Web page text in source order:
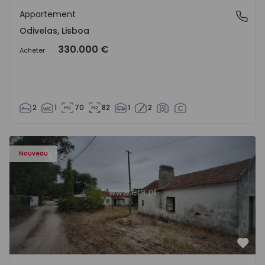
Odivelas, Lisboa
Appartement
Odivelas, Lisboa
Acheter 330.000 €
2 1 70 82 1 2
Nouveau
Appartement T3 Salvaterra de Magos, Marinhais -